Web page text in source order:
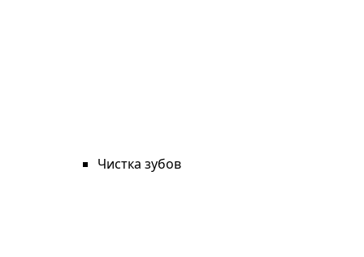
Чистка зубов